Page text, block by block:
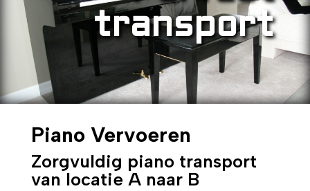
transport
Piano Vervoeren
Zorgvuldig piano transport
van locatie A naar B